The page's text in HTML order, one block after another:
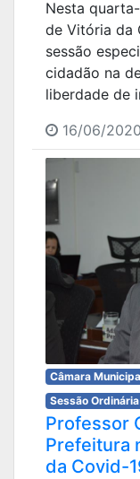
Nesta
de Vitória da
sessão
cidadão na
liberdade de
16/06/
Câmara
Sessão Ordinária
Professor
Prefeitura
da Covid-